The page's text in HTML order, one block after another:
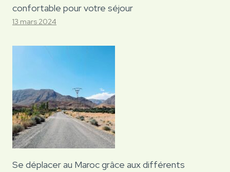
confortable pour votre séjour
13 mars 2024
Se déplacer au Maroc grâce aux différents